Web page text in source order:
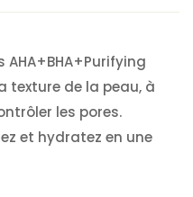
texture de la peau, à
les pores.
et hydratez en une